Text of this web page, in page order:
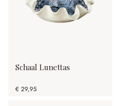
Schaal Lunettas
€ 29,95